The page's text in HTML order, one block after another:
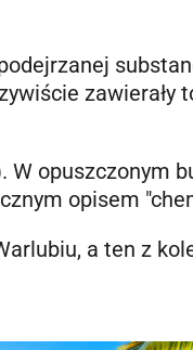
zawierały
W opuszczonym
opisem
a ten z